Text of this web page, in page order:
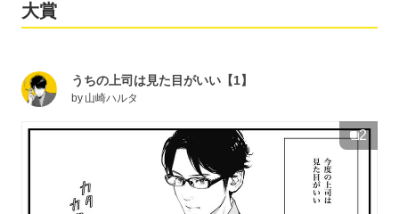
大賞
うちの上司は見た目がいい【1】
by 山崎ハルタ
2